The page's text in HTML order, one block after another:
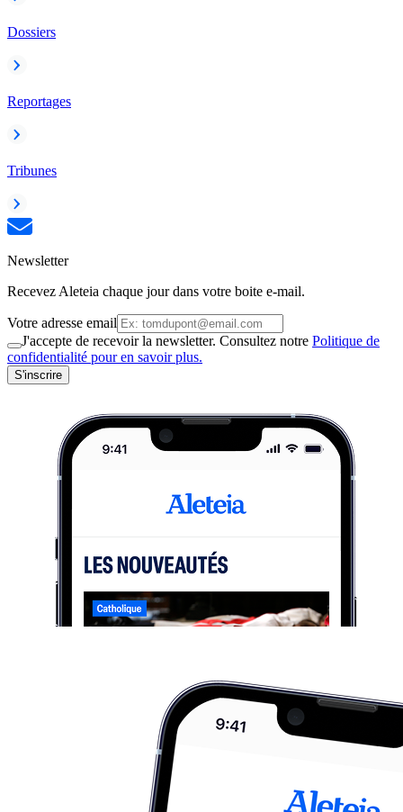
Dossiers
Reportages
Tribunes
Newsletter
Recevez Aleteia chaque jour dans votre boite e-mail.
Votre adresse email
J'accepte de recevoir la newsletter. Consultez notre Politique de
confidentialité pour en savoir plus.
S'inscrire